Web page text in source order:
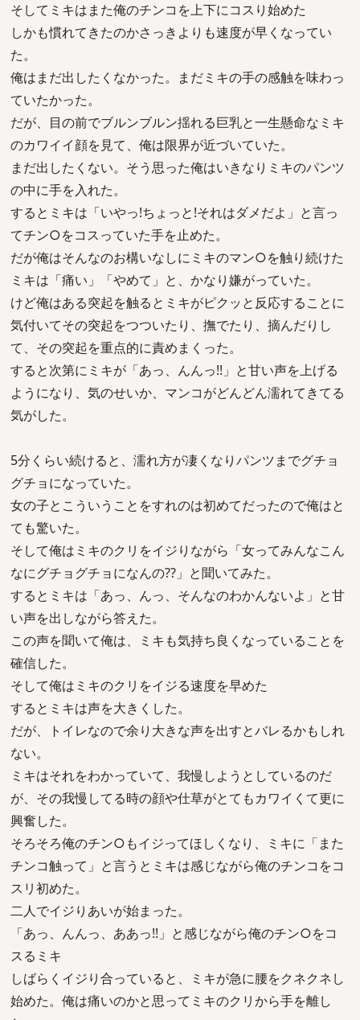
そしてミキはまた俺のチンコを上下にコスり始めた
しかも慣れてきたのかさっきよりも速度が早くなってい
た。
俺はまだ出したくなかった。まだミキの手の感触を味わっ
ていたかった。
だが、目の前でブルンブルン揺れる巨乳と一生懸命なミキ
のカワイイ顔を見て、俺は限界が近づいていた。
まだ出したくない。そう思った俺はいきなりミキのパンツ
の中に手を入れた。
するとミキは「いやっ!ちょっと!それはダメだよ」と言っ
てチン○をコスっていた手を止めた。
だが俺はそんなのお構いなしにミキのマン○を触り続けた
ミキは「痛い」「やめて」と、かなり嫌がっていた。
けど俺はある突起を触るとミキがピクッと反応することに
気付いてその突起をつついたり、撫でたり、摘んだりし
て、その突起を重点的に責めまくった。
すると次第にミキが「あっ、んんっ!!」と甘い声を上げる
ようになり、気のせいか、マンコがどんどん濡れてきてる
気がした。
5分くらい続けると、濡れ方が凄くなりパンツまでグチョ
グチョになっていた。
女の子とこういうことをすれのは初めてだったので俺はと
ても驚いた。
そして俺はミキのクリをイジりながら「女ってみんなこん
なにグチョグチョになんの??」と聞いてみた。
するとミキは「あっ、んっ、そんなのわかんないよ」と甘
い声を出しながら答えた。
この声を聞いて俺は、ミキも気持ち良くなっていることを
確信した。
そして俺はミキのクリをイジる速度を早めた
するとミキは声を大きくした。
だが、トイレなので余り大きな声を出すとバレるかもしれ
ない。
ミキはそれをわかっていて、我慢しようとしているのだ
が、その我慢してる時の顔や仕草がとてもカワイくて更に
興奮した。
そろそろ俺のチン○もイジってほしくなり、ミキに「また
チンコ触って」と言うとミキは感じながら俺のチンコをコ
スリ初めた。
二人でイジりあいが始まった。
「あっ、んんっ、ああっ!!」と感じながら俺のチン○をコ
スるミキ
しばらくイジり合っていると、ミキが急に腰をクネクネし
始めた。俺は痛いのかと思ってミキのクリから手を離し